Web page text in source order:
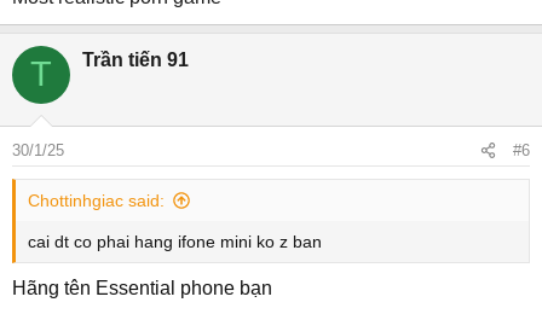
T Trần tiến 91
30/1/25 #6
Chottinhgiac said:
cai dt co phai hang ifone mini ko z ban
Hãng tên Essential phone bạn